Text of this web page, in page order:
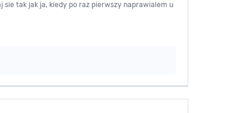
tak jak ja, kiedy po raz pierwszy naprawialem u